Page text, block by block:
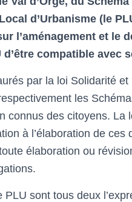
d’Urbanisme (le
l’aménagement et le
d’être compatible avec
par la loi Solidarité
les
connus des citoyens.
à l’élaboration de
élaboration ou
PLU sont tous deux